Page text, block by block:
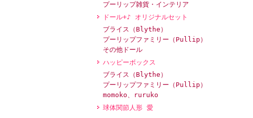
プーリップ雑貨・インテリア
ドール+♪ オリジナルセット
ブライス（Blythe）
プーリップファミリー（Pullip）
その他ドール
ハッピーボックス
ブライス（Blythe）
プーリップファミリー（Pullip）
momoko、ruruko
球体関節人形 愛